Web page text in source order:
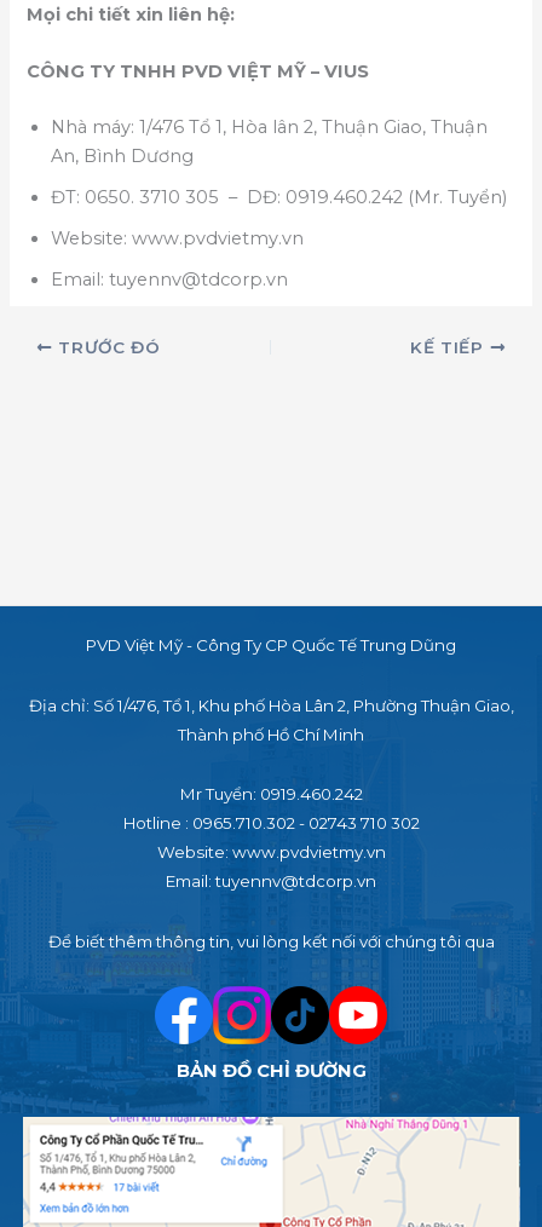
Mọi chi tiết xin liên hệ:
CÔNG TY TNHH PVD VIỆT MỸ – VIUS
Nhà máy: 1/476 Tổ 1, Hòa lân 2, Thuận Giao, Thuận
An, Bình Dương
ĐT: 0650. 3710 305 – DĐ: 0919.460.242 (Mr. Tuyển)
Website: www.pvdvietmy.vn
Email: tuyennv@tdcorp.vn
TRƯỚC ĐÓ KẾ TIẾP
PVD Việt Mỹ - Công Ty CP Quốc Tế Trung Dũng
Địa chỉ: Số 1/476, Tổ 1, Khu phố Hòa Lân 2, Phường Thuận Giao,
Thành phố Hồ Chí Minh
Mr Tuyển: 0919.460.242
Hotline : 0965.710.302 - 02743 710 302
Website: www.pvdvietmy.vn
Email: tuyennv@tdcorp.vn
Để biết thêm thông tin, vui lòng kết nối với chúng tôi qua
BẢN ĐỒ CHỈ ĐƯỜNG